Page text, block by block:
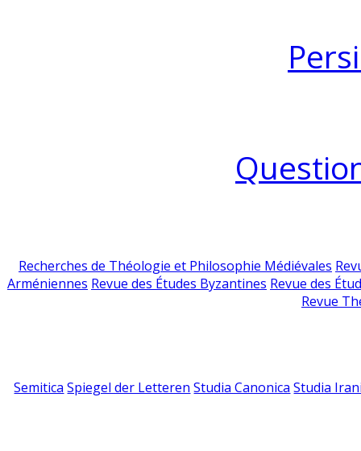
Recherches de Théologie et Philosophie Médiévales
Arméniennes Revue des Études Byzantines Revue des
Revue
Semitica Spiegel der Letteren Studia Canonica Studia